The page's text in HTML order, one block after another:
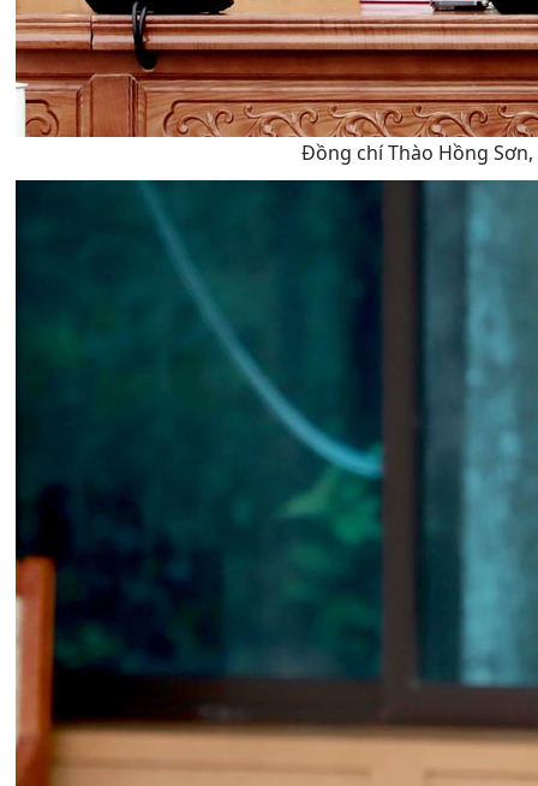
Đồng chí Thào Hồng